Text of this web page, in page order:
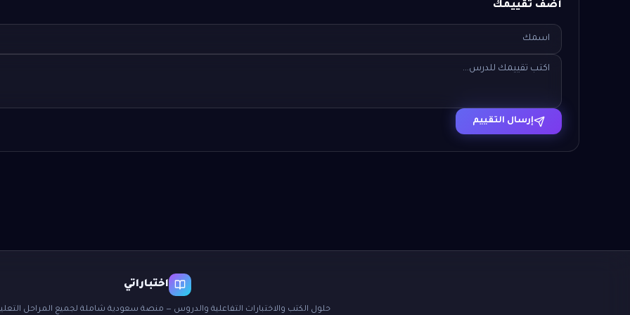
أضف تقييمك
إرسال التقييم
اختباراتي
حلول الكتب والاختبارات التفاعلية والدروس — منصة سعودية شاملة لجميع المراحل